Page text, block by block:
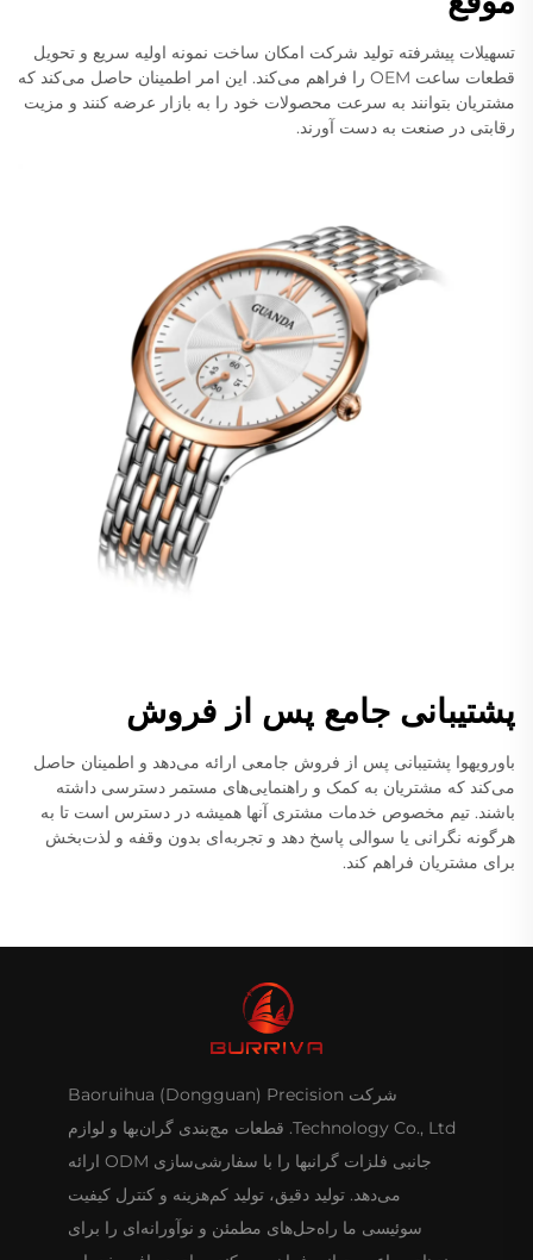
تسهیلات پیشرفته تولید شرکت امکان ساخت نمونه اولیه سریع و تحویل
قطعات ساعت OEM را فراهم می‌کند. این امر اطمینان حاصل می‌کند که
مشتریان بتوانند به سرعت محصولات خود را به بازار عرضه کنند و مزیت
رقابتی در صنعت به دست آورند.
پشتیبانی جامع پس از فروش
باورویهوا پشتیبانی پس از فروش جامعی ارائه می‌دهد و اطمینان حاصل
می‌کند که مشتریان به کمک و راهنمایی‌های مستمر دسترسی داشته
باشند. تیم مخصوص خدمات مشتری آنها همیشه در دسترس است تا به
هرگونه نگرانی یا سوالی پاسخ دهد و تجربه‌ای بدون وقفه و لذت‌بخش
برای مشتریان فراهم کند.
شرکت Baoruihua (Dongguan) Precision
Technology Co., Ltd. قطعات مچ‌بندی گران‌بها و لوازم
جانبی فلزات گرانبها را با سفارشی‌سازی ODM ارائه
می‌دهد. تولید دقیق، تولید کم‌هزینه و کنترل کیفیت
سوئیسی ما راه‌حل‌های مطمئن و نوآورانه‌ای را برای